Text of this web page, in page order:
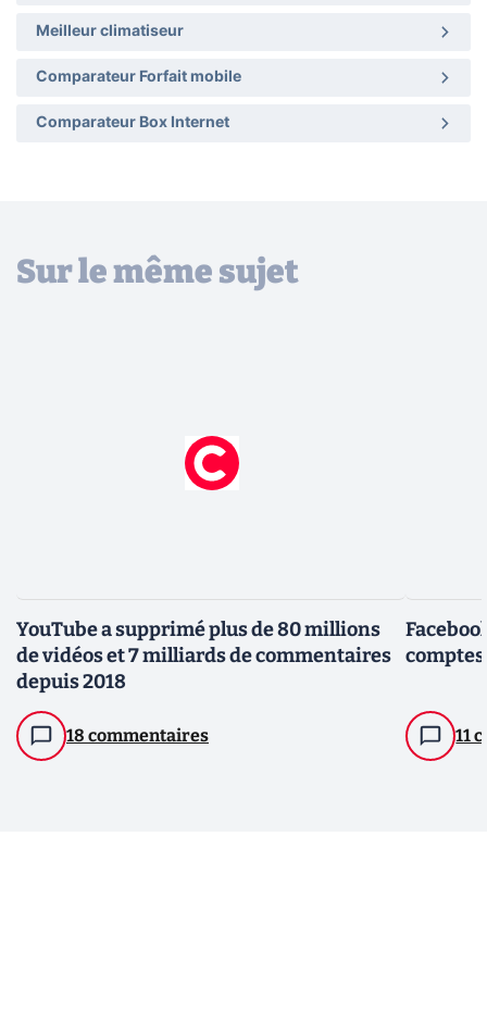
Meilleur climatiseur
Comparateur Forfait mobile
Comparateur Box Internet
Sur le même sujet
YouTube a supprimé plus de 80 millions
de vidéos et 7 milliards de commentaires
depuis 2018
18 commentaires 11